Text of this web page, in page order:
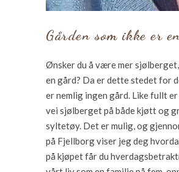
Gården som ikke er
Ønsker du å være mer
en gård? Da er dette stedet for
er nemlig ingen gård. Like fullt
vei sjølberget på både kjøtt og
syltetøy. Det er mulig, og
på Fjellborg viser jeg deg
på kjøpet får du